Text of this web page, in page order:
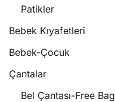
Patikler
Bebek Kıyafetleri
Bebek-Çocuk
Çantalar
Bel Çantası-Free Bag